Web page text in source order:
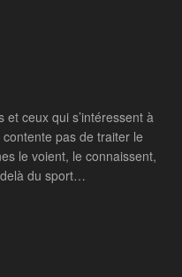
ceux qui s’intéressent à
pas de traiter le
le voient, le connaissent,
delà du sport…